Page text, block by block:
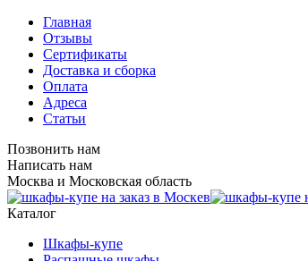
Главная
Отзывы
Сертификаты
Доставка и сборка
Оплата
Адреса
Статьи
Позвонить нам
Написать нам
Москва и Московская область
Каталог
Шкафы-купе